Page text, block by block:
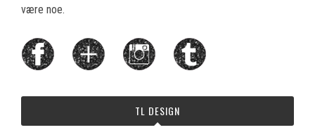
være noe.
TL DESIGN